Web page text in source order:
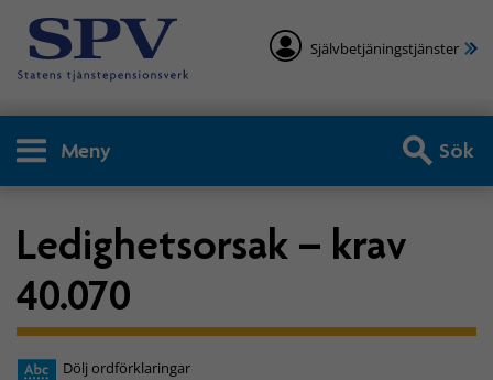
Självbetjäningstjänster
Meny Sök
Ledighetsorsak – krav
40.070
Dölj ordförklaringar